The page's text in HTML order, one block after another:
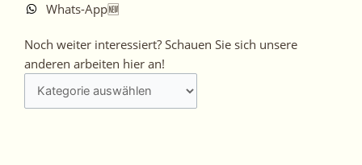
Whats-App🆕
Noch weiter interessiert? Schauen Sie sich unsere
anderen arbeiten hier an!
Noch
weiter
interessiert?
Schauen